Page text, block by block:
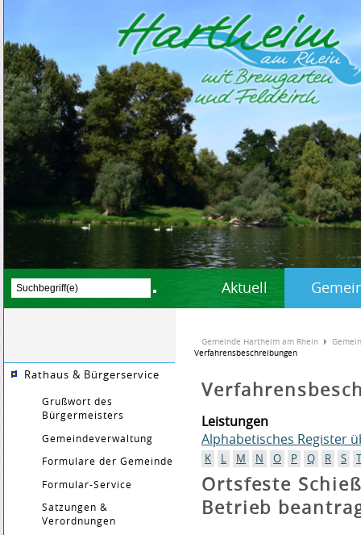
Aktuell
Rathaus & Bürgerservice
Grußwort des
Bürgermeisters
Gemeindeverwaltung
Formulare der Gemeinde
Formular-Service
Satzungen &
Verordnungen
Gemeinde Hartheim am Rhein
Verfahrensbeschreibungen
Leistungen
Alphabetisches Register
K L M N O P Q R S
Ortsfeste
Betrieb